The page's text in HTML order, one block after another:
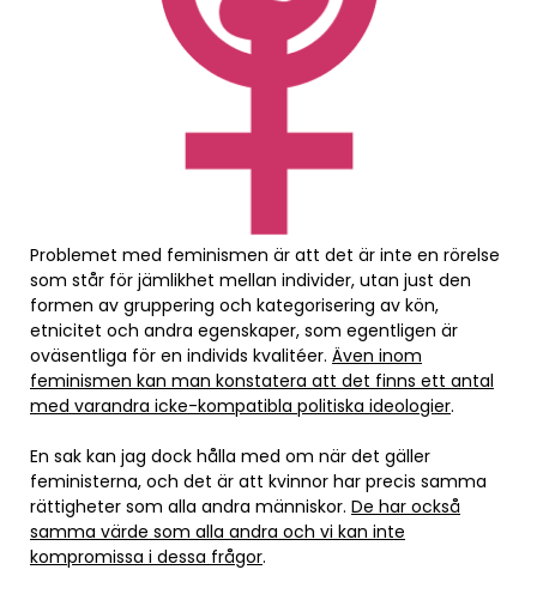
Problemet med feminismen är att det är inte en rörelse
som står för jämlikhet mellan individer, utan just den
formen av gruppering och kategorisering av kön,
etnicitet och andra egenskaper, som egentligen är
oväsentliga för en individs kvalitéer. Även inom
feminismen kan man konstatera att det finns ett antal
med varandra icke-kompatibla politiska ideologier.
En sak kan jag dock hålla med om när det gäller
feministerna, och det är att kvinnor har precis samma
rättigheter som alla andra människor. De har också
samma värde som alla andra och vi kan inte
kompromissa i dessa frågor.